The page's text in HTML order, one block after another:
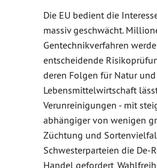
Die EU bedient die
massiv geschwächt.
Gentechnikverfahren
entscheidende
deren Folgen für Natur
Lebensmittelwirtschaft
Verunreinigungen - mit
abhängiger von wenigen
Züchtung und
Schwesterparteien die De-
Handel gefordert,